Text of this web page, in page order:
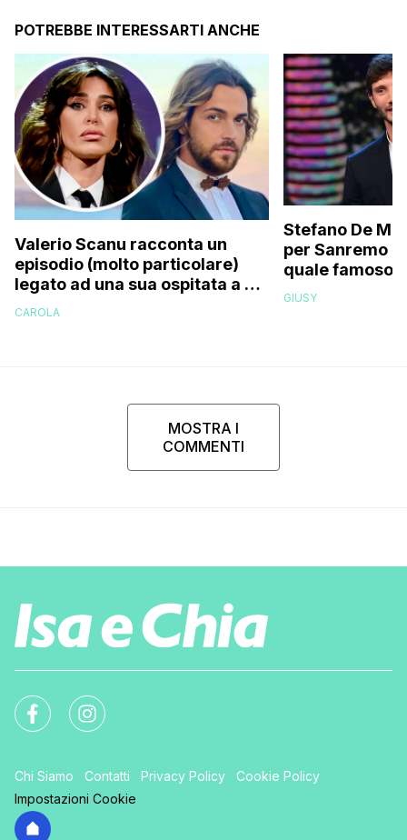
POTREBBE INTERESSARTI ANCHE
Valerio Scanu racconta un
episodio (molto particolare)
legato ad una sua ospitata a Le
Iene mai andata in onda: “Belen
CAROLA
Stefano De
per Sanremo
quale famoso
relativo
GIUSY
MOSTRA I
COMMENTI
Chi Siamo Contatti Privacy Policy
Cookie Policy
Impostazioni Cookie